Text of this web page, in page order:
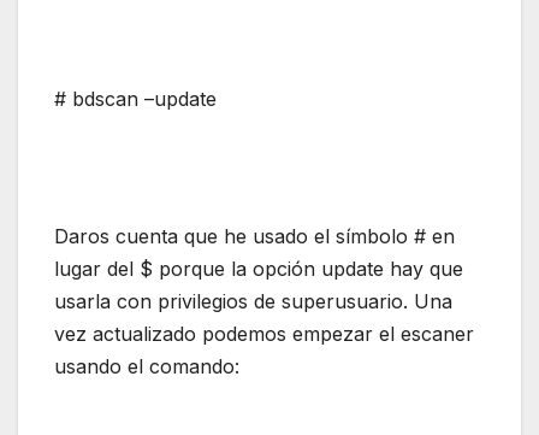
# bdscan –update
Daros cuenta que he usado el símbolo # en
lugar del $ porque la opción update hay que
usarla con privilegios de superusuario. Una
vez actualizado podemos empezar el escaner
usando el comando: